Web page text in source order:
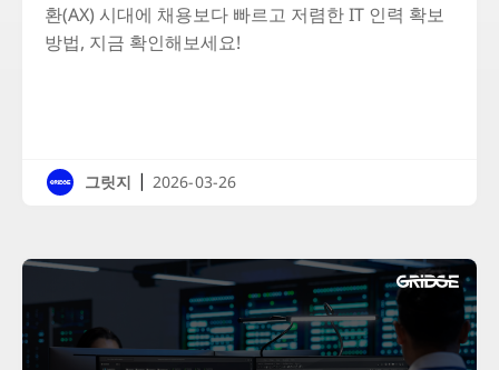
환(AX) 시대에 채용보다 빠르고 저렴한 IT 인력 확보
방법, 지금 확인해보세요!
그릿지 | 2026-03-26